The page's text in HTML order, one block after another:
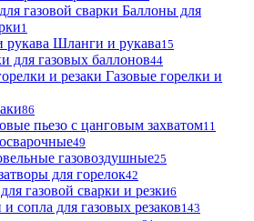
Баллоны для
1
Шланги и рукава15
для газовых баллонов44
Газовые горелки и
86
пьезо с цанговым захватом11
49
газовоздушные25
для горелок42
газовой сварки и резки6
сопла для газовых резаков143